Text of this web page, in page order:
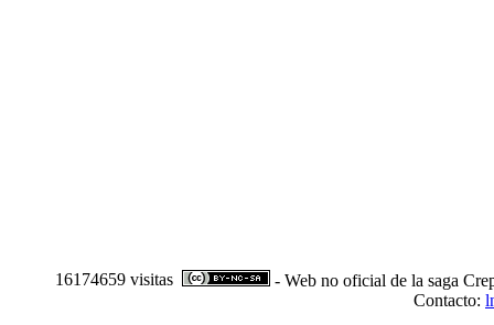
16174659 visitas
- Web no oficial de la saga
Contacto: